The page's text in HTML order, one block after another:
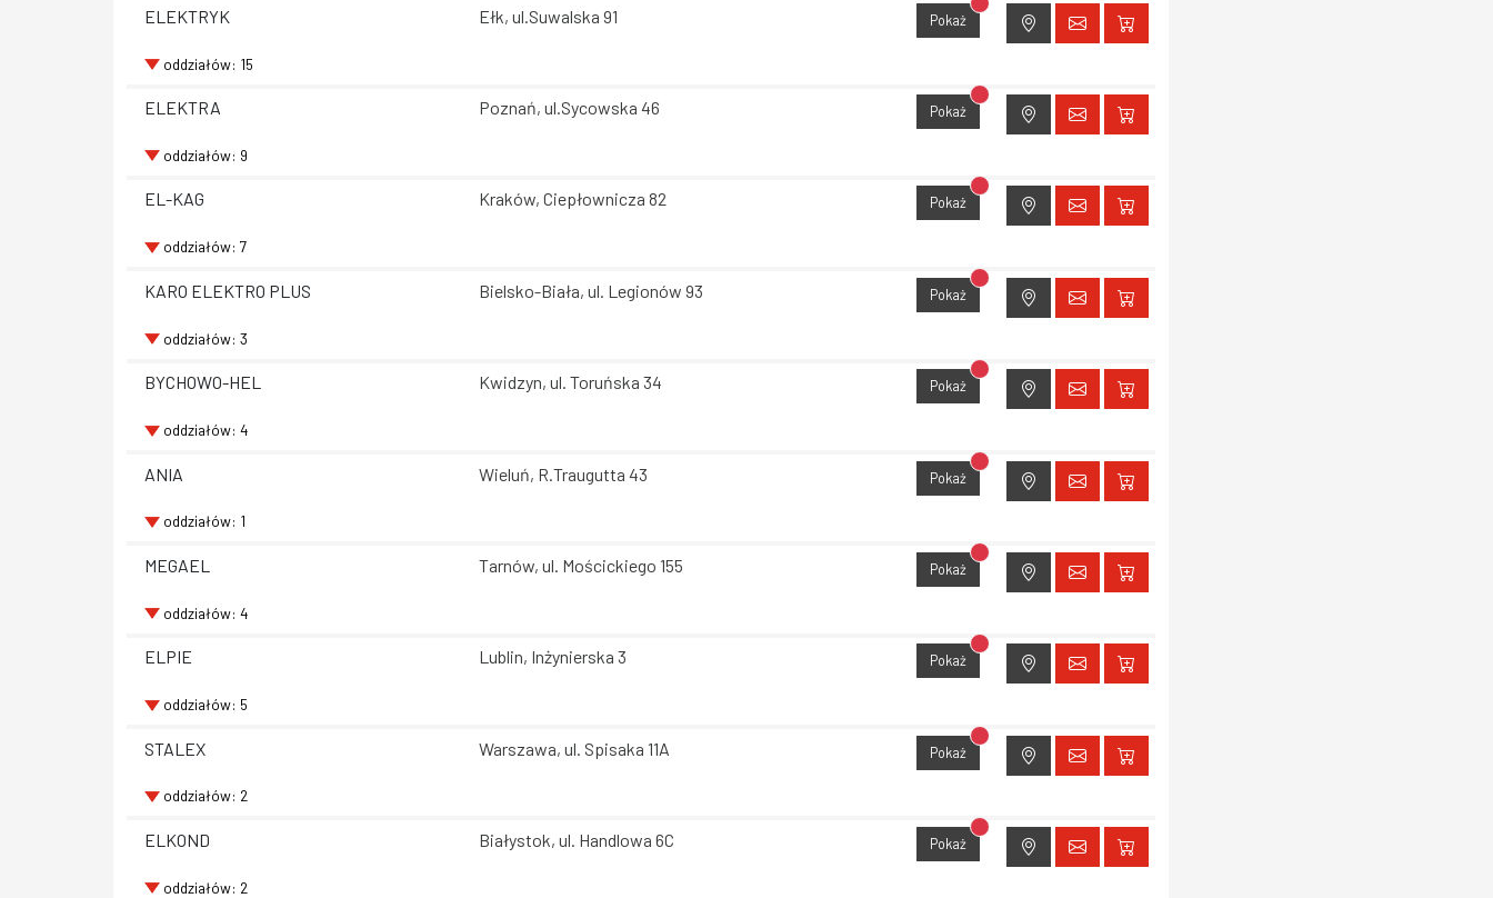
ELEKTRYK Ełk, ul.Suwalska 91 Pokaż Brak dostępu do lokalizacji
oddziałów: 15
ELEKTRA Poznań, ul.Sycowska 46 Pokaż Brak dostępu do lokalizacji
oddziałów: 9
EL-KAG Kraków, Ciepłownicza 82 Pokaż Brak dostępu do lokalizacji
oddziałów: 7
KARO ELEKTRO PLUS Bielsko-Biała, ul. Legionów 93 Pokaż Brak dostępu do lokalizacji
oddziałów: 3
BYCHOWO-HEL Kwidzyn, ul. Toruńska 34 Pokaż Brak dostępu do lokalizacji
oddziałów: 4
ANIA Wieluń, R.Traugutta 43 Pokaż Brak dostępu do lokalizacji
oddziałów: 1
MEGAEL Tarnów, ul. Mościckiego 155 Pokaż Brak dostępu do lokalizacji
oddziałów: 4
ELPIE Lublin, Inżynierska 3 Pokaż Brak dostępu do lokalizacji
oddziałów: 5
STALEX Warszawa, ul. Spisaka 11A Pokaż Brak dostępu do lokalizacji
oddziałów: 2
ELKOND Białystok, ul. Handlowa 6C Pokaż Brak dostępu do lokalizacji
oddziałów: 2